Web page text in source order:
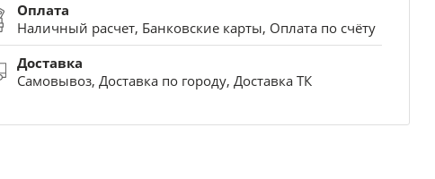
Оплата
Наличный расчет, Банковские карты, Оплата по счёту
Доставка
Самовывоз, Доставка по городу, Доставка ТК